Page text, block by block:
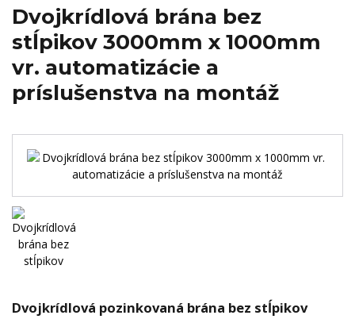
Dvojkrídlová brána bez
stĺpikov 3000mm x 1000mm
vr. automatizácie a
príslušenstva na montáž
Dvojkrídlová pozinkovaná brána bez stĺpikov